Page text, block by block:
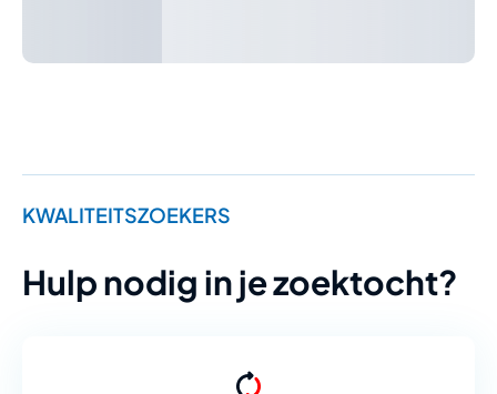
KWALITEITSZOEKERS
Hulp nodig in je zoektocht?